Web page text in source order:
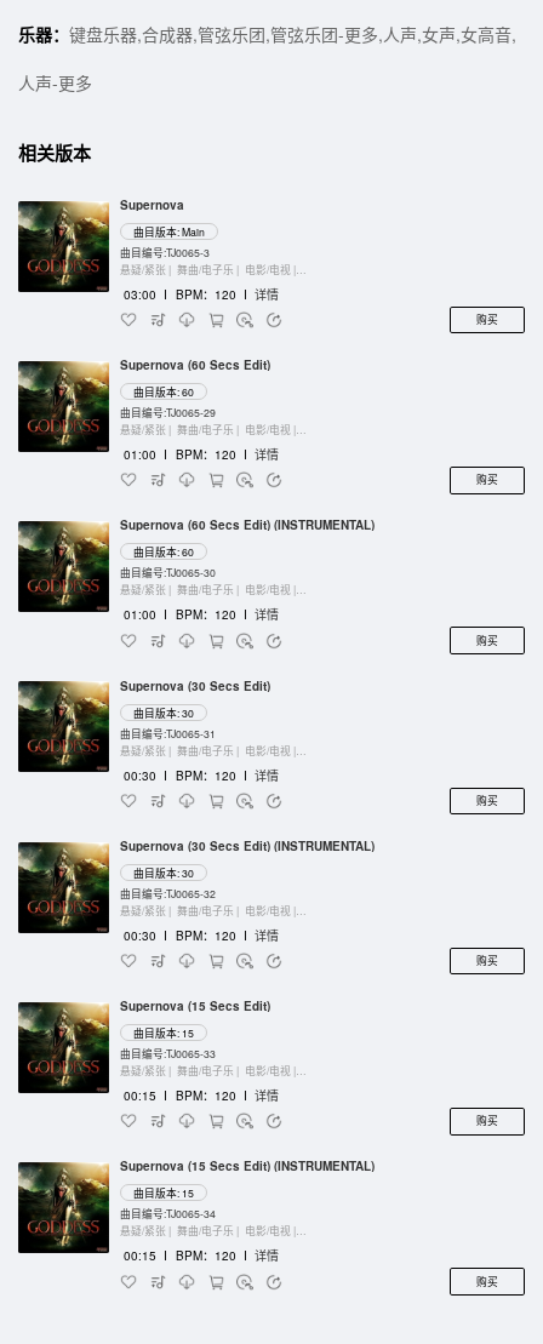
乐器： 键盘乐器,合成器,管弦乐团,管弦乐团-更多,人声,女声,女高音,
人声-更多
相关版本
Supernova
曲目版本: Main
曲目编号:TJ0065-3
悬疑/紧张 | 舞曲/电子乐 | 电影/电视 |
03:00 I BPM：120 I 详情
购买
Supernova (60 Secs Edit)
曲目版本: 60
曲目编号:TJ0065-29
悬疑/紧张 | 舞曲/电子乐 | 电影/电视 |
01:00 I BPM：120 I 详情
购买
Supernova (60 Secs Edit) (INSTRUMENTAL)
曲目版本: 60
曲目编号:TJ0065-30
悬疑/紧张 | 舞曲/电子乐 | 电影/电视 |
01:00 I BPM：120 I 详情
购买
Supernova (30 Secs Edit)
曲目版本: 30
曲目编号:TJ0065-31
悬疑/紧张 | 舞曲/电子乐 | 电影/电视 |
00:30 I BPM：120 I 详情
购买
Supernova (30 Secs Edit) (INSTRUMENTAL)
曲目版本: 30
曲目编号:TJ0065-32
悬疑/紧张 | 舞曲/电子乐 | 电影/电视 |
00:30 I BPM：120 I 详情
购买
Supernova (15 Secs Edit)
曲目版本: 15
曲目编号:TJ0065-33
悬疑/紧张 | 舞曲/电子乐 | 电影/电视 |
00:15 I BPM：120 I 详情
购买
Supernova (15 Secs Edit) (INSTRUMENTAL)
曲目版本: 15
曲目编号:TJ0065-34
悬疑/紧张 | 舞曲/电子乐 | 电影/电视 |
00:15 I BPM：120 I 详情
购买